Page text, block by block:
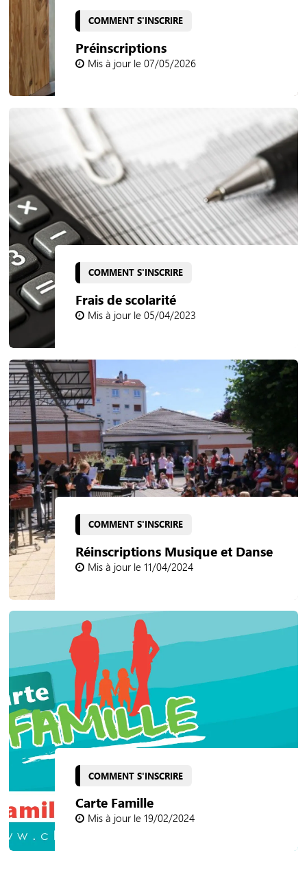
COMMENT S'INSCRIRE
Préinscriptions
Mis à jour le 07/05/2026
COMMENT S'INSCRIRE
Frais de scolarité
Mis à jour le 05/04/2023
COMMENT S'INSCRIRE
Réinscriptions Musique et Danse
Mis à jour le 11/04/2024
COMMENT S'INSCRIRE
Carte Famille
Mis à jour le 19/02/2024